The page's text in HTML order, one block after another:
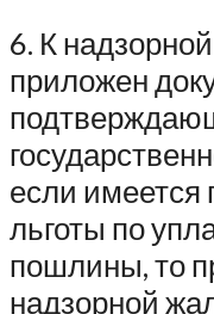
6. К
приложен
если имеется
льготы по
пошлины, то
надзорной